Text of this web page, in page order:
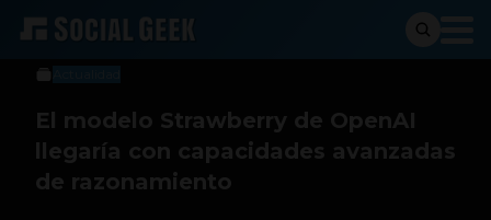
Social Geek
30 de agosto de 2024
El modelo Strawberry de OpenAI
llegaría con capacidades avanzadas
de razonamiento